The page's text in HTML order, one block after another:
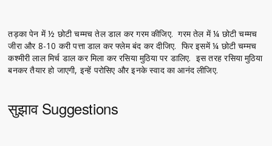
तड़का पेन में ½ छोटी चम्मच तेल डाल कर गरम कीजिए. गरम तेल में ¼ छोटी चम्मच
जीरा और 8-10 करी पत्ता डाल कर फ्लेम बंद कर दीजिए. फिर इसमें ¼ छोटी चम्मच
कश्मीरी लाल मिर्च डाल कर मिला कर रसिया मुठिया पर डालिए. इस तरह रसिया मुठिया
बनकर तैयार हो जाएगी, इन्हें परोसिए और इनके स्वाद का आनंद लीजिए.
सुझाव Suggestions